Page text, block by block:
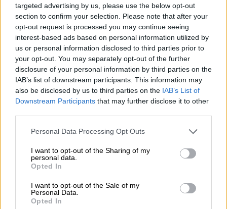
targeted advertising by us, please use the below opt-out
section to confirm your selection. Please note that after your
opt-out request is processed you may continue seeing
interest-based ads based on personal information utilized by
us or personal information disclosed to third parties prior to
your opt-out. You may separately opt-out of the further
disclosure of your personal information by third parties on the
IAB’s list of downstream participants. This information may
also be disclosed by us to third parties on the IAB’s List of
Downstream Participants that may further disclose it to other
Please note that this website/app uses one or more Google
not limited to your visit or usage behaviour. You may click to
grant or deny consent to Google and its third-party tags to
use your data for below specified purposes in below Google
consent section.
Personal Data Processing Opt Outs
I want to opt-out of the Sharing of my
personal data.
Opted In
I want to opt-out of the Sale of my
Personal Data.
Opted In
ΔΙΑΒΑΣΤΕ ΕΠΙΣΗΣ
Πολιτική|31.03.2026 18:06
Κόντρα ΠΑΣΟΚ - Μαξίμου για την προ
ημερησίας που αναβλήθηκε: «Ο
"Νίξον" του Μαξίμου δραπετεύει» -
«Κόλλημα του Ανδρουλάκη»
«Δεν κατέστη δυνατόν να
επικοινωνήσω με τον Ανδρουλάκη»
«Δεν κατέστη δυνατόν να επικοινωνήσω
ακόμη με τον κ.
αλλά έχει